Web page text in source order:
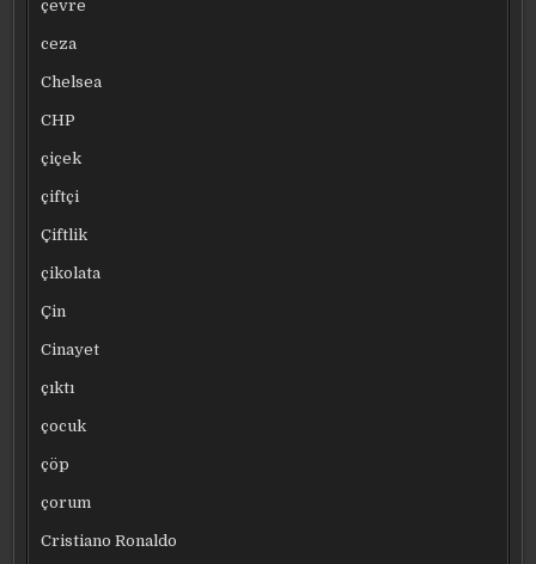
çevre
ceza
Chelsea
CHP
çiçek
çiftçi
Çiftlik
çikolata
Çin
Cinayet
çıktı
çocuk
çöp
çorum
Cristiano Ronaldo